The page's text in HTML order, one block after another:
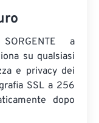
a
su qualsiasi
e privacy dei
SSL a 256
dopo